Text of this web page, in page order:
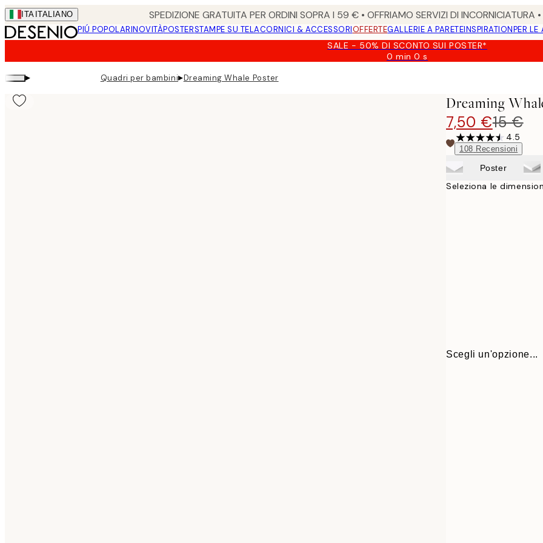
Skip
to
main
ITA ITALIANO SPEDIZIONE GRATUITA PER ORDINI SOPRA I 59 € • OFFRIAMO SERVIZI DI
PIÚ POPOLARINOVITÀPOSTERSTAMPE SU TELACORNICI & ACCESSORIOFFERTEGALLERIE A PARETEINSPIRATIONPER LE
SALE - 50% DI SCONTO SUI POSTER*
0 min0 s
Valido
▸ Quadri per bambini▸Dreaming Whale Poster
Dreaming
7,50 €15 €
4.5
108 Recensioni
Poster
Seleziona le
Scegli un'opzione...